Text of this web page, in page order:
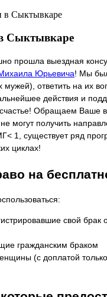
в Сыктывкаре
Сыктывкаре
прошла выездная
Юрьевича! Мы
мужей), ответить на их
действия и
счастье! Обращаем Ваше
могут получить
1, существует ряд
циклах!
на
свой брак
гражданским браком
(с доплатой